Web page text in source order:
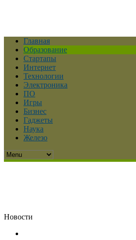
Главная
Образование
Стартапы
Интернет
Технологии
Электроника
ПО
Игры
Бизнес
Гаджеты
Наука
Железо
Новости